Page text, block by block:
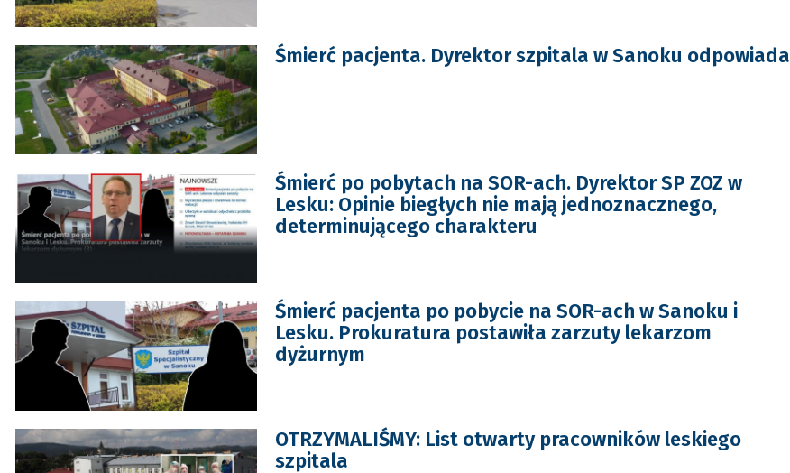
Śmierć pacjenta. Dyrektor szpitala w Sanoku odpowiada
Śmierć po pobytach na SOR-ach. Dyrektor SP ZOZ w
Lesku: Opinie biegłych nie mają jednoznacznego,
determinującego charakteru
Śmierć pacjenta po pobycie na SOR-ach w Sanoku i
Lesku. Prokuratura postawiła zarzuty lekarzom
dyżurnym
OTRZYMALIŚMY: List otwarty pracowników leskiego
szpitala